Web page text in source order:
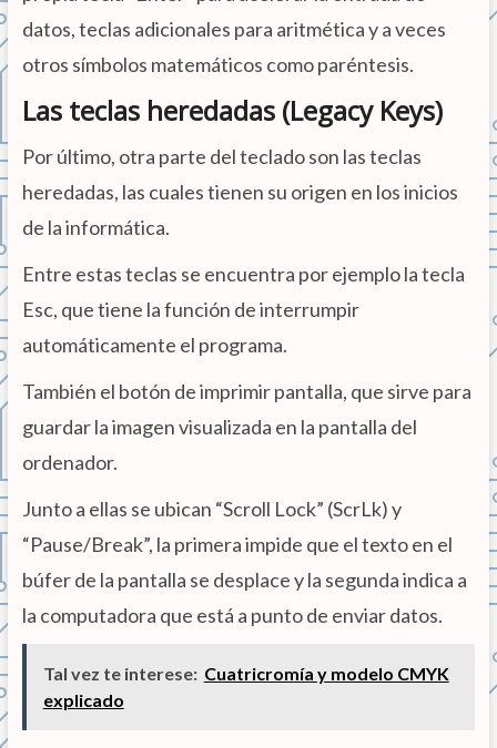
datos, teclas adicionales para aritmética y a veces
otros símbolos matemáticos como paréntesis.
Las teclas heredadas (Legacy Keys)
Por último, otra parte del teclado son las teclas
heredadas, las cuales tienen su origen en los inicios
de la informática.
Entre estas teclas se encuentra por ejemplo la tecla
Esc, que tiene la función de interrumpir
automáticamente el programa.
También el botón de imprimir pantalla, que sirve para
guardar la imagen visualizada en la pantalla del
ordenador.
Junto a ellas se ubican “Scroll Lock” (ScrLk) y
“Pause/Break”, la primera impide que el texto en el
búfer de la pantalla se desplace y la segunda indica a
la computadora que está a punto de enviar datos.
Tal vez te interese: Cuatricromía y modelo CMYK
explicado